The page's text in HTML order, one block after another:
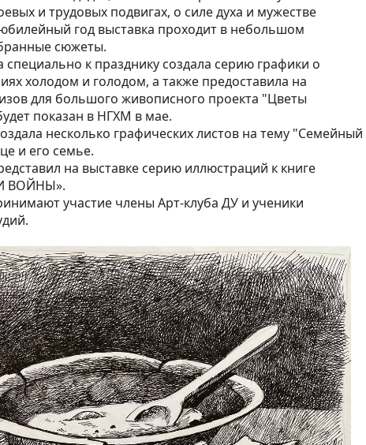
Новости
Наука
и трудовых подвигах, о силе духа и мужестве
год выставка проходит в небольшом
сюжеты.
к празднику создала серию графики о
холодом и голодом, а также предоставила на
для большого живописного проекта "Цветы
показан в НГХМ в мае.
несколько графических листов на тему "Семейный
и его семье.
на выставке серию иллюстраций к книге
ВОЙНЫ».
участие члены Арт-клуба ДУ и ученики